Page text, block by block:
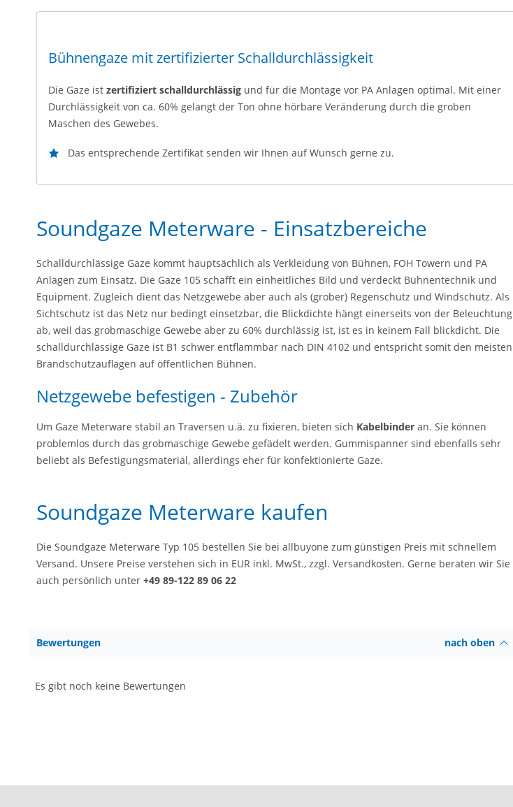
Bühnengaze mit zertifizierter Schalldurchlässigkeit
Die Gaze ist zertifiziert schalldurchlässig und für die Montage vor PA Anlagen optimal. Mit einer
Durchlässigkeit von ca. 60% gelangt der Ton ohne hörbare Veränderung durch die groben
Maschen des Gewebes.
Das entsprechende Zertifikat senden wir Ihnen auf Wunsch gerne zu.
Soundgaze Meterware - Einsatzbereiche
Schalldurchlässige Gaze kommt hauptsächlich als Verkleidung von Bühnen, FOH Towern und PA
Anlagen zum Einsatz. Die Gaze 105 schafft ein einheitliches Bild und verdeckt Bühnentechnik und
Equipment. Zugleich dient das Netzgewebe aber auch als (grober) Regenschutz und Windschutz. Als
Sichtschutz ist das Netz nur bedingt einsetzbar, die Blickdichte hängt einerseits von der Beleuchtung
ab, weil das grobmaschige Gewebe aber zu 60% durchlässig ist, ist es in keinem Fall blickdicht. Die
schalldurchlässige Gaze ist B1 schwer entflammbar nach DIN 4102 und entspricht somit den meisten
Brandschutzauflagen auf öffentlichen Bühnen.
Netzgewebe befestigen - Zubehör
Um Gaze Meterware stabil an Traversen u.ä. zu fixieren, bieten sich Kabelbinder an. Sie können
problemlos durch das grobmaschige Gewebe gefädelt werden. Gummispanner sind ebenfalls sehr
beliebt als Befestigungsmaterial, allerdings eher für konfektionierte Gaze.
Soundgaze Meterware kaufen
Die Soundgaze Meterware Typ 105 bestellen Sie bei allbuyone zum günstigen Preis mit schnellem
Versand. Unsere Preise verstehen sich in EUR inkl. MwSt., zzgl. Versandkosten. Gerne beraten wir Sie
auch persönlich unter +49 89-122 89 06 22
Bewertungen nach oben
Es gibt noch keine Bewertungen